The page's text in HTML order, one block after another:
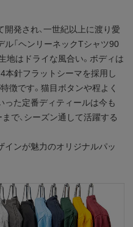
発され、一世紀以上に渡り愛
「ヘンリーネックTシャツ90
地はドライな風合い。ボディは
本針フラットシーマを採用し
徴です。猫目ボタンや程よく
った定番ディティールは今も
で、シーズン通して活躍する
ンが魅力のオリジナルパッ